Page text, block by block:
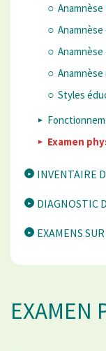
Anamnèse
Styles
Examen
INVENTAIRE
DIAGNOSTIC
EXAMENS
EXAMEN